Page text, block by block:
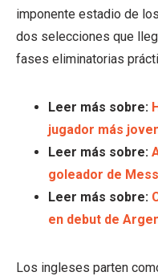
imponente estadio de
dos selecciones que
fases eliminatorias
Leer más sobre:
jugador más
Leer más sobre:
goleador de
Leer más sobre:
en debut de
Los ingleses parten